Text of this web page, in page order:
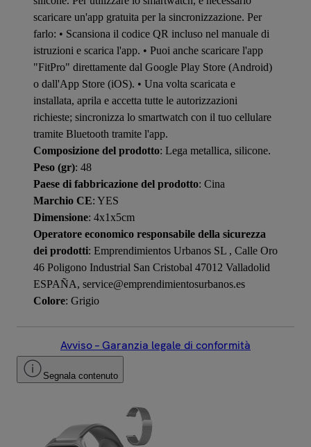
scaricare un'app gratuita per la sincronizzazione. Per
farlo: • Scansiona il codice QR incluso nel manuale di
istruzioni e scarica l'app. • Puoi anche scaricare l'app
"FitPro" direttamente dal Google Play Store (Android)
o dall'App Store (iOS). • Una volta scaricata e
installata, aprila e accetta tutte le autorizzazioni
richieste; sincronizza lo smartwatch con il tuo cellulare
tramite Bluetooth tramite l'app.
Composizione del prodotto: Lega metallica, silicone.
Peso (gr): 48
Paese di fabbricazione del prodotto: Cina
Marchio CE: YES
Dimensione: 4x1x5cm
Operatore economico responsabile della sicurezza
dei prodotti: Emprendimientos Urbanos SL , Calle Oro
46 Poligono Industrial San Cristobal 47012 Valladolid
ESPAÑA, service@emprendimientosurbanos.es
Colore: Grigio
Avviso – Garanzia legale di conformità
Segnala contenuto